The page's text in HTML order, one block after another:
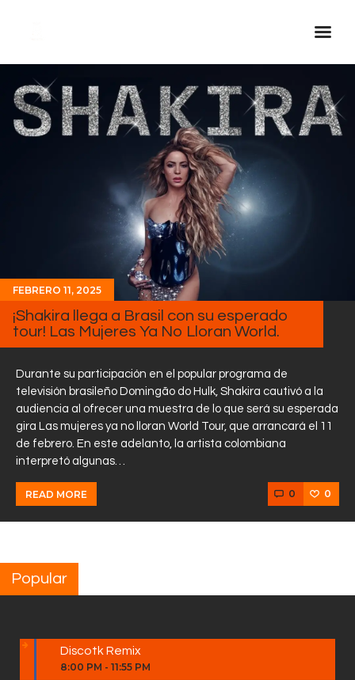
Inicio Real FM
Streaming
Descarga La APP
Programas
Noticias
Sobre Nosotros
Contactos
FEBRERO 11, 2025
¡Shakira llega a Brasil con su esperado
tour! Las Mujeres Ya No Lloran World.
Durante su participación en el popular programa de
televisión brasileño Domingão do Hulk, Shakira cautivó a la
audiencia al ofrecer una muestra de lo que será su esperada
gira Las mujeres ya no lloran World Tour, que arrancará el 11
de febrero. En este adelanto, la artista colombiana
interpretó algunas…
READ MORE 0 0
Popular
Discotk Remix
8:00 PM - 11:55 PM